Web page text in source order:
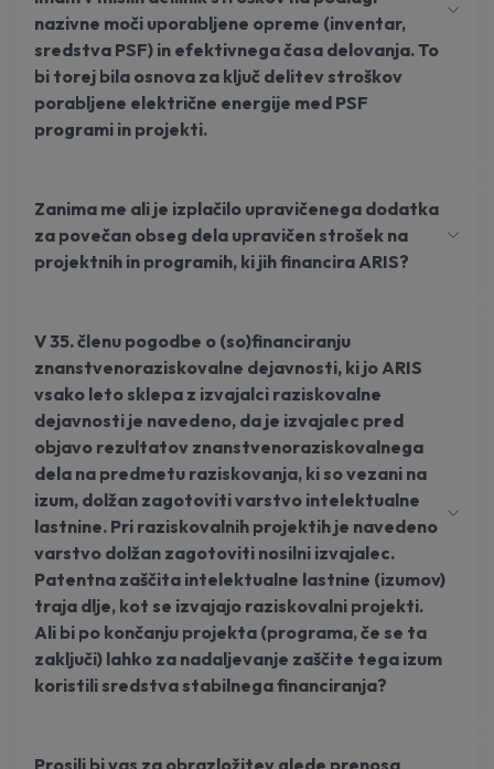
nazivne moči uporabljene opreme (inventar,
sredstva PSF) in efektivnega časa delovanja. To
bi torej bila osnova za ključ delitev stroškov
porabljene električne energije med PSF
programi in projekti.
Zanima me ali je izplačilo upravičenega dodatka
za povečan obseg dela upravičen strošek na
projektnih in programih, ki jih financira ARIS?
V 35. členu pogodbe o (so)financiranju
znanstvenoraziskovalne dejavnosti, ki jo ARIS
vsako leto sklepa z izvajalci raziskovalne
dejavnosti je navedeno, da je izvajalec pred
objavo rezultatov znanstvenoraziskovalnega
dela na predmetu raziskovanja, ki so vezani na
izum, dolžan zagotoviti varstvo intelektualne
lastnine. Pri raziskovalnih projektih je navedeno
varstvo dolžan zagotoviti nosilni izvajalec.
Patentna zaščita intelektualne lastnine (izumov)
traja dlje, kot se izvajajo raziskovalni projekti.
Ali bi po končanju projekta (programa, če se ta
zaključi) lahko za nadaljevanje zaščite tega izum
koristili sredstva stabilnega financiranja?
Prosili bi vas za obrazložitev glede prenosa